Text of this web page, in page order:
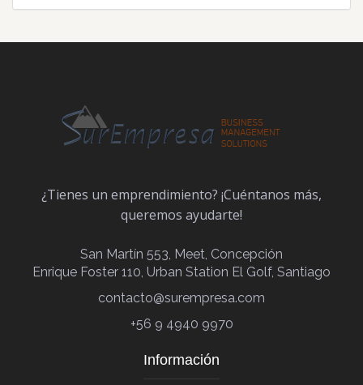
¿Tienes un emprendimiento? ¡Cuéntanos más,
queremos ayudarte!
San Martín 553, Meet, Concepción
Enrique Foster 110, Urban Station El Golf, Santiago
contacto@surempresa.com
+56 9 4940 9970
Información